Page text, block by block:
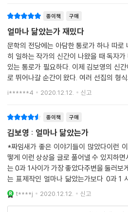
물들을 볼 때마다 이 사실을 반복적으로 떠
과학을 하는 인간이 아니라 과학 속에 존재
보는 작가의 시선 역시 마찬가지다. 인간은
학적이기 때문에 아름답다. 우리가 흔히 인
는 복잡한 변덕과 애정과 고뇌는 우주적 스
의 하나인 것이다. 김보영의 작품에서 인간
다. 달리 말하자면, 무언가의 일부여야만 인
리고 그것은 진실이다).
SF가 경이감을 주는 방식은 다양하지만 그
는 것’과 ‘기준을 다르게 설정하는 것’에서
영은 그 둘 다 잘 쓰는 작가다. 한 작품에서
인데 저 둘을 동시에 해내니 솔직히 어떤
다. 우리와 다른 규칙을 갖고 살아가는 사
는 세상, 우리의 기준과 전혀 다른 기준이 ‘
기들이 아주 흥미로울 뿐만 아니라 아름답
종이책 구매
얼마나 닮았는가 재밌다
문학의 전당에는 아담한 통로가 하나 따로
히 일하는 작가의 신간이 나왔을 때 독자
있는 통로가 필요하다. 이제 김보영의 신
로 뛰어나갈 순간이 왔다. 여러 선집의 형
양한 단편들을 챙겨 읽은 독자들은 이 소설
i******4 2020.12.12. 신고
종이책 구매
김보영 : 얼마나 닮았는가
*짜임새가 좋은 이야기들이 많았다이런
떻게 이런 상상을 글로 풀어낼 수 있지하
는 0과 1사이가 가장 좋았다주변을 둘러보
는 표제작인 얼마나 닮았는가보다 0과 1
또 작가로서여성의 권리와 시대의 아픔을
잘 읽었다
t****j 2020.12.12. 신고